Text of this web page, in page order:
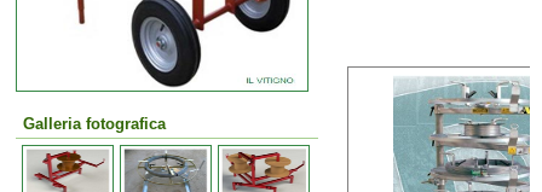
Galleria fotografica